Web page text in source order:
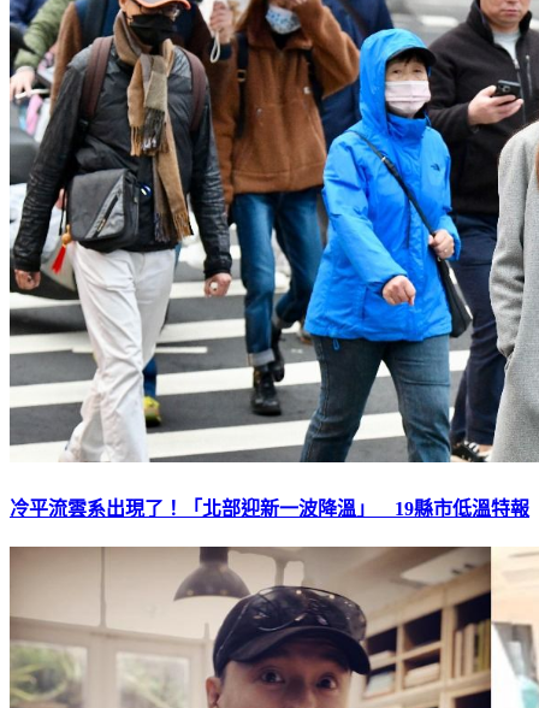
冷平流雲系出現了！「北部迎新一波降溫」 19縣市低溫特報